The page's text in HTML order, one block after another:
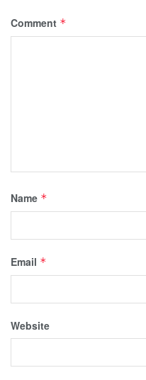
Comment *
Name *
Email *
Website